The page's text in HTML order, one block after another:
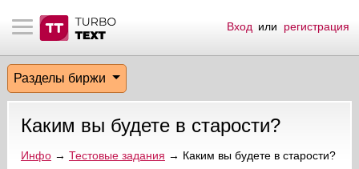
материалы
биржи
сообщения
по форуму
Вход или регистрация
Разделы биржи
Каким вы будете в старости?
Инфо→ Тестовые задания → Каким вы будете в старости?